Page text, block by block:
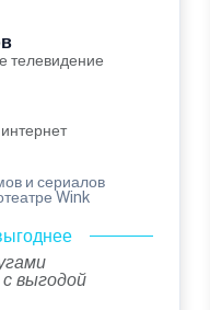
телевидение
и сериалов
Wink
выгодой